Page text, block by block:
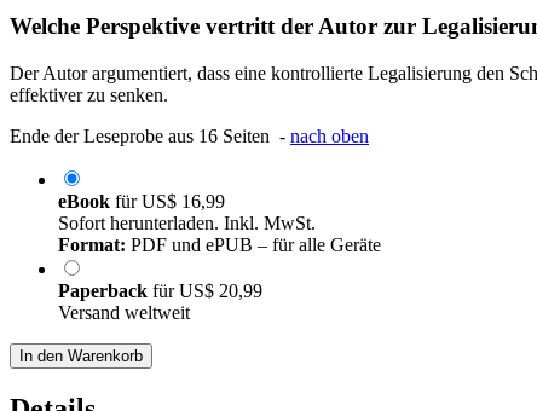
Welche Perspektive vertritt der Autor zur
Der Autor argumentiert, dass eine kontrollierte Legalisierung den
effektiver zu senken.
Ende der Leseprobe aus 16 Seiten - nach oben
eBook fürUS$ 16,99
Sofort herunterladen. Inkl. MwSt.
Format: PDF und ePUB – für alle Geräte
Paperback fürUS$ 20,99
Versand weltweit
In den Warenkorb